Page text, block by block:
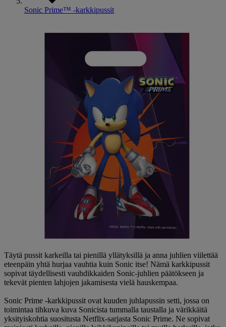
Sonic Prime™ -karkkipussit
Täytä pussit karkeilla tai pienillä yllätyksillä ja anna juhlien viilettää
eteenpäin yhtä hurjaa vauhtia kuin Sonic itse! Nämä karkkipussit
sopivat täydellisesti vauhdikkaiden Sonic-juhlien päätökseen ja
tekevät pienten lahjojen jakamisesta vielä hauskempaa.
Sonic Prime -karkkipussit ovat kuuden juhlapussin setti, jossa on
toimintaa tihkuva kuva Sonicista tummalla taustalla ja värikkäitä
yksityiskohtia suositusta Netflix-sarjasta Sonic Prime. Ne sopivat